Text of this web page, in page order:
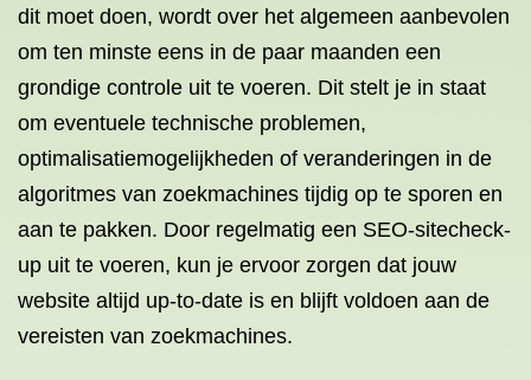
dit moet doen, wordt over het algemeen aanbevolen
om ten minste eens in de paar maanden een
grondige controle uit te voeren. Dit stelt je in staat
om eventuele technische problemen,
optimalisatiemogelijkheden of veranderingen in de
algoritmes van zoekmachines tijdig op te sporen en
aan te pakken. Door regelmatig een SEO-sitecheck-
up uit te voeren, kun je ervoor zorgen dat jouw
website altijd up-to-date is en blijft voldoen aan de
vereisten van zoekmachines.